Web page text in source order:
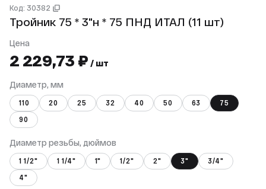
Код: 30382
Тройник 75 * 3"н * 75 ПНД ИТАЛ (11 шт)
Цена
2 229,73 ₽ / шт
Диаметр, мм
110 20 25 32 40 50 63
75
90
Диаметр резьбы, дюймов
1 1/2" 1 1/4" 1" 1/2" 2" 3"
3/4"
4"